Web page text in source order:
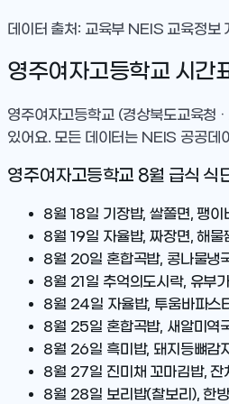
데이터 출처: 교육부 NEIS 교육정
영주여자고등학교 시간
영주여자고등학교(경상북도교육청 ·
있어요. 모든 데이터는 NEIS 공공데
영주여자고등학교 8월 급식 식
8월 18일 기장밥, 쌀쫄면, 팽
8월 19일 자율밥, 짜장면, 해
8월 20일 혼합곡밥, 콩나물냉
8월 21일 추억의도시락, 유부
8월 24일 자율밥, 투움바파스
8월 25일 혼합곡밥, 새알미역
8월 26일 흑미밥, 돼지등뼈감
8월 27일 진미채 꼬마김밥,
8월 28일 보리밥(찰보리), 한